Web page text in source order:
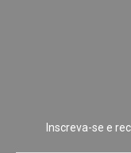
Inscreva-se e